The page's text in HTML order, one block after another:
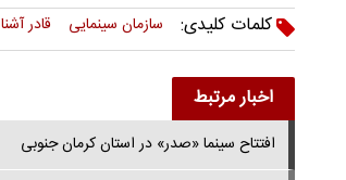
کلمات کلیدی:
سازمان سینمایی قادر آشنا
اخبار مرتبط
افتتاح سینما «صدر» در استان کرمان جنوبی